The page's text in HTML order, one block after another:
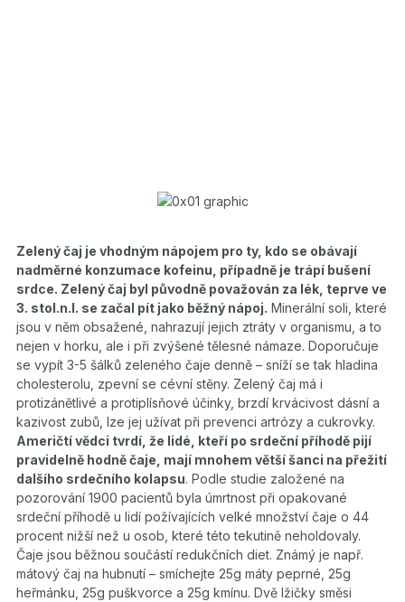
Zelený čaj je vhodným nápojem pro ty, kdo se obávají
nadměrné konzumace kofeinu, případně je trápí bušení
srdce. Zelený čaj byl původně považován za lék, teprve ve
3. stol.n.l. se začal pít jako běžný nápoj. Minerální soli, které
jsou v něm obsažené, nahrazují jejich ztráty v organismu, a to
nejen v horku, ale i při zvýšené tělesné námaze. Doporučuje
se vypít 3-5 šálků zeleného čaje denně – sníží se tak hladina
cholesterolu, zpevní se cévní stěny. Zelený čaj má i
protizánětlivé a protiplísňové účinky, brzdí krvácivost dásní a
kazivost zubů, lze jej užívat při prevenci artrózy a cukrovky.
Američtí vědci tvrdí, že lidé, kteří po srdeční příhodě pijí
pravidelně hodně čaje, mají mnohem větší šanci na přežití
dalšího srdečního kolapsu. Podle studie založené na
pozorování 1900 pacientů byla úmrtnost při opakované
srdeční příhodě u lidí požívajících velké množství čaje o 44
procent nižší než u osob, které této tekutině neholdovaly.
Čaje jsou běžnou součástí redukčních diet. Známý je např.
mátový čaj na hubnutí – smíchejte 25g máty peprné, 25g
heřmánku, 25g puškvorce a 25g kmínu. Dvě lžičky směsi